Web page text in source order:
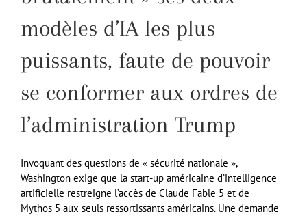
modèles d’IA les plus
puissants, faute de pouvoir
se conformer aux ordres de
l’administration Trump
Invoquant des questions de « sécurité nationale »,
Washington exige que la start-up américaine d’intelligence
artificielle restreigne l’accès de Claude Fable 5 et de
Mythos 5 aux seuls ressortissants américains. Une demande